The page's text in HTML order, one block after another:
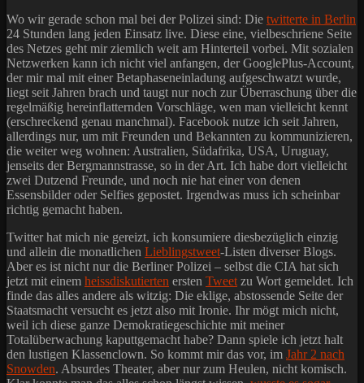
Wo wir gerade schon mal bei der Polizei sind: Die twitterte in Berlin
24 Stunden lang jeden Einsatz live. Diese eine, vielbeschriene Seite
des Netzes geht mir ziemlich weit am Hinterteil vorbei. Mit sozialen
Netzwerken kann ich nicht viel anfangen, der GooglePlus-Account,
der mir mal mit einer Betaphaseneinladung aufgeschwatzt wurde,
liegt seit Jahren brach und taugt nur noch zur Überraschung über die
regelmäßig hereinflatternden Vorschläge, wen man vielleicht kennt
(erschreckend genau manchmal). Facebook nutze ich seit Jahren,
allerdings nur, um mit Freunden und Bekannten zu kommunizieren,
die weiter weg wohnen: Australien, Südafrika, USA, Uruguay,
jenseits der Bergmannstrasse, so in der Art. Ich habe dort vielleicht
zwei Dutzend Freunde, und noch nie hat einer von denen
Essensbilder oder Selfies gepostet. Irgendwas muss ich scheinbar
richtig gemacht haben.
Twitter hat mich nie gereizt, ich konsumiere diesbezüglich einzig
und allein die monatlichen Lieblingstweet-Listen diverser Blogs.
Aber es ist nicht nur die Berliner Polizei – selbst die CIA hat sich
jetzt mit einem heissdiskutierten ersten Tweet zu Wort gemeldet. Ich
finde das alles andere als witzig: Die eklige, abstossende Seite der
Staatsmacht versucht es jetzt also mit Ironie. Ihr mögt mich nicht,
weil ich diese ganze Demokratiegeschichte mit meiner
Totalüberwachung kaputtgemacht habe? Dann spiele ich jetzt halt
den lustigen Klassenclown. So kommt mir das vor, im Jahr 2 nach
Snowden. Absurdes Theater, aber nur zum Heulen, nicht komisch.